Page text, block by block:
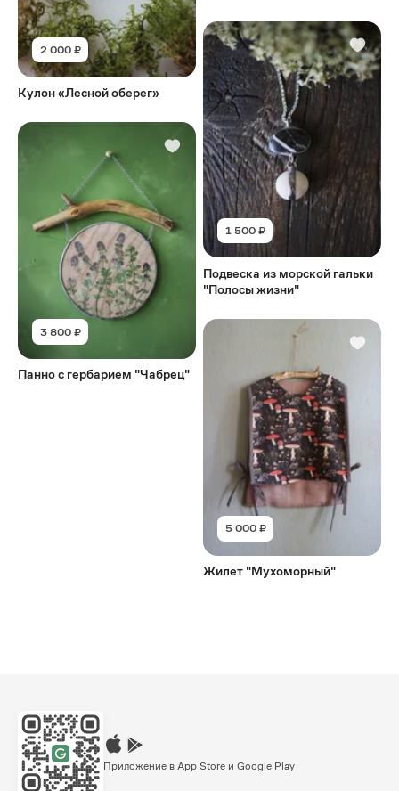
2 000 ₽
Кулон «Лесной оберег»
3 800 ₽
Панно с гербарием "Чабрец"
1 500 ₽
Подвеска из морской гальки
"Полосы жизни"
5 000 ₽
Жилет "Мухоморный"
Приложение в App Store и Google Play